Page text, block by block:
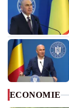
ECONOMIE